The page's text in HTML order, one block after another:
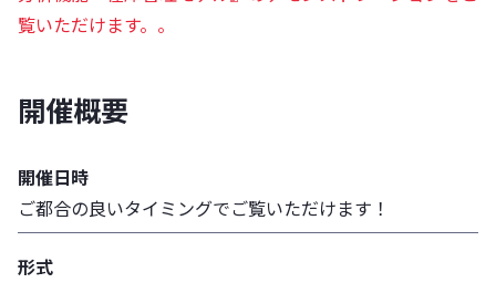
覧いただけます。。
開催概要
開催日時
ご都合の良いタイミングでご覧いただけます！
形式